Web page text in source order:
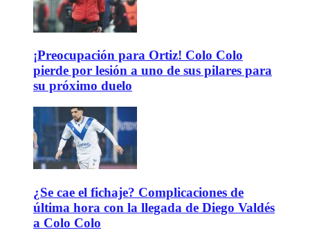
¡Preocupación para Ortiz! Colo Colo
pierde por lesión a uno de sus pilares para
su próximo duelo
¿Se cae el fichaje? Complicaciones de
última hora con la llegada de Diego Valdés
a Colo Colo